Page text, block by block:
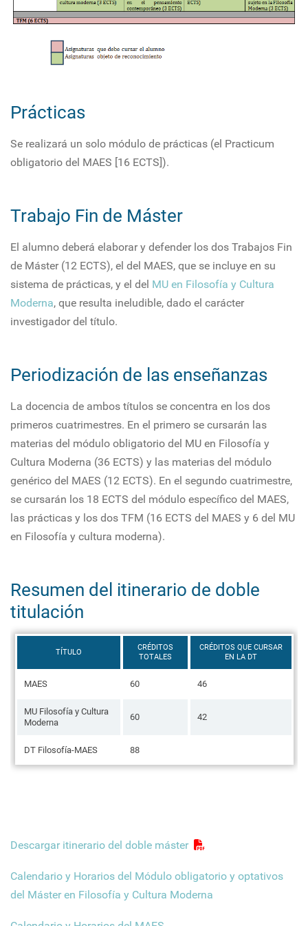
Prácticas
Se realizará un solo módulo de prácticas (el Practicum
obligatorio del MAES [16 ECTS]).
Trabajo Fin de Máster
El alumno deberá elaborar y defender los dos Trabajos Fin
de Máster (12 ECTS), el del MAES, que se incluye en su
sistema de prácticas, y el del MU en Filosofía y Cultura
Moderna, que resulta ineludible, dado el carácter
investigador del título.
Periodización de las enseñanzas
La docencia de ambos títulos se concentra en los dos
primeros cuatrimestres. En el primero se cursarán las
materias del módulo obligatorio del MU en Filosofía y
Cultura Moderna (36 ECTS) y las materias del módulo
genérico del MAES (12 ECTS). En el segundo cuatrimestre,
se cursarán los 18 ECTS del módulo específico del MAES,
las prácticas y los dos TFM (16 ECTS del MAES y 6 del MU
en Filosofía y cultura moderna).
Resumen del itinerario de doble
titulación
TÍTULO
CRÉDITOS
TOTALES
CRÉDITOS QUE CURSAR
EN LA DT
MAES 60 46
MU Filosofía y Cultura
Moderna
60 42
DT Filosofía-MAES 88
Descargar itinerario del doble máster
Calendario y Horarios del Módulo obligatorio y optativos
del Máster en Filosofía y Cultura Moderna